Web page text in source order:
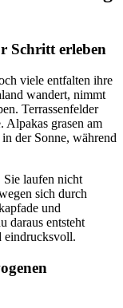
Schritt erleben
viele entfalten ihre
wandert, nimmt
Terrassenfelder
Alpakas grasen am
der Sonne, während
Sie laufen nicht
sich durch
und
daraus entsteht
eindrucksvoll.